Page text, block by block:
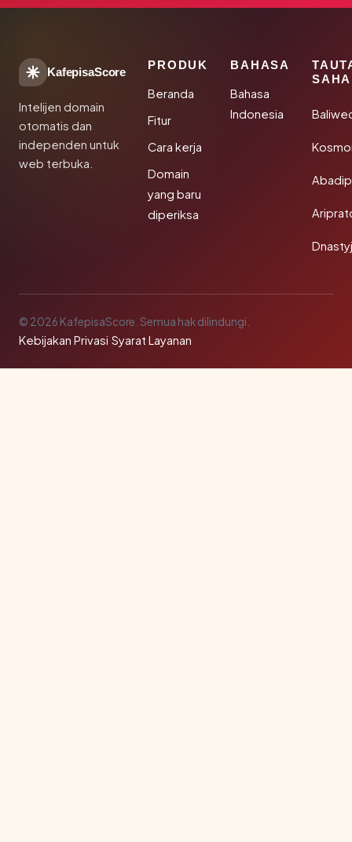
KafepisaScore
Intelijen domain
otomatis dan
independen untuk
web terbuka.
PRODUK
Beranda
Fitur
Cara kerja
Domain
yang baru
diperiksa
BAHASA
Bahasa
Indonesia
© 2026 KafepisaScore. Semua hak dilindungi.
Kebijakan Privasi·Syarat Layanan